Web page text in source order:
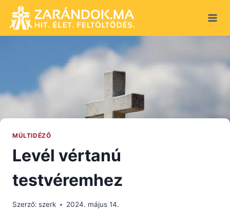
content
MÚLTIDÉZŐ
Levél vértanú
testvéremhez
Szerző: szerk 2024. május 14.